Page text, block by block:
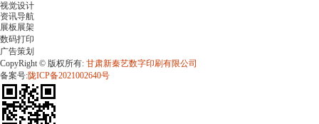
视觉设计
资讯导航
展板展架
数码打印
广告策划
CopyRight © 版权所有: 甘肃新秦艺数字印刷有限公司
备案号:陇ICP备2021002640号